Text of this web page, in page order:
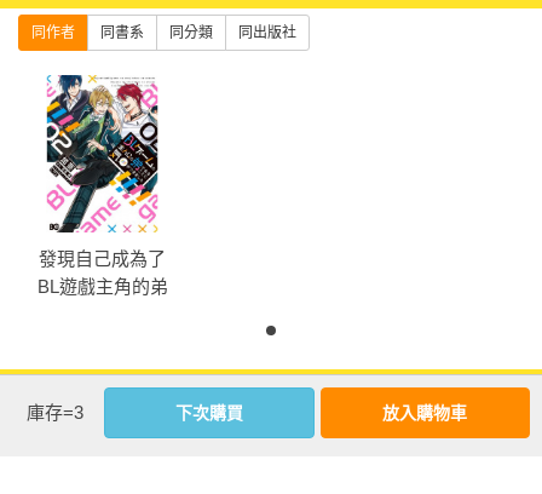
同作者 同書系 同分類 同出版社
發現自己成為了
BL遊戲主角的弟
優惠活動快訊
庫存=3 下次購買 放入購物車